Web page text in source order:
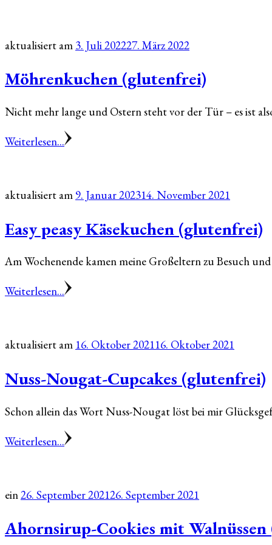
aktualisiert am 3. Juli 202227. März 2022
Möhrenkuchen (glutenfrei)
Nicht mehr lange und Ostern steht vor der Tür – es ist
Weiterlesen...
aktualisiert am 9. Januar 202314. November 2021
Easy peasy Käsekuchen (glutenfrei)
Am Wochenende kamen meine Großeltern zu Besuch
Weiterlesen...
aktualisiert am 16. Oktober 202116. Oktober 2021
Nuss-Nougat-Cupcakes (glutenfrei)
Schon allein das Wort Nuss-Nougat löst bei mir
Weiterlesen...
ein26. September 202126. September 2021
Ahornsirup-Cookies mit